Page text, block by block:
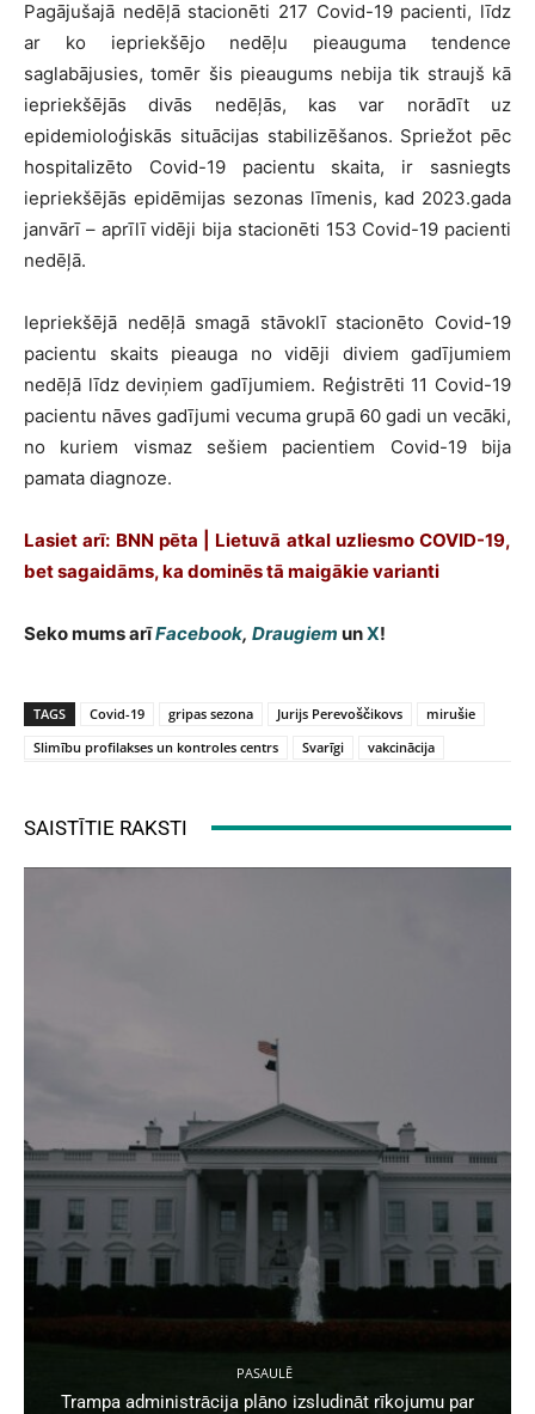
Pagājušajā nedēļā stacionēti 217 Covid-19 pacienti, līdz
ar ko iepriekšējo nedēļu pieauguma tendence
saglabājusies, tomēr šis pieaugums nebija tik straujš kā
iepriekšējās divās nedēļās, kas var norādīt uz
epidemioloģiskās situācijas stabilizēšanos. Spriežot pēc
hospitalizēto Covid-19 pacientu skaita, ir sasniegts
iepriekšējās epidēmijas sezonas līmenis, kad 2023.gada
janvārī – aprīlī vidēji bija stacionēti 153 Covid-19 pacienti
nedēļā.
Iepriekšējā nedēļā smagā stāvoklī stacionēto Covid-19
pacientu skaits pieauga no vidēji diviem gadījumiem
nedēļā līdz deviņiem gadījumiem. Reģistrēti 11 Covid-19
pacientu nāves gadījumi vecuma grupā 60 gadi un vecāki,
no kuriem vismaz sešiem pacientiem Covid-19 bija
pamata diagnoze.
Lasiet arī: BNN pēta | Lietuvā atkal uzliesmo COVID-19,
bet sagaidāms, ka dominēs tā maigākie varianti
Seko mums arīFacebook, Draugiem unX!
TAGS Covid-19 gripas sezona Jurijs Perevoščikovs
mirušie
Slimību profilakses un kontroles centrs
Svarīgi vakcinācija
SAISTĪTIE RAKSTI
PASAULĒ
Trampa administrācija plāno izsludināt rīkojumu par